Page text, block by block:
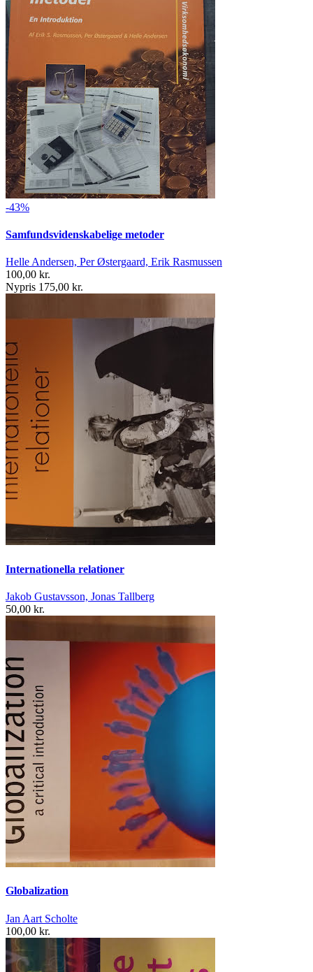
-43%
Samfundsvidenskabelige metoder
Helle Andersen, Per Østergaard, Erik Rasmussen
100,00 kr.
Nypris 175,00 kr.
Internationella relationer
Jakob Gustavsson, Jonas Tallberg
50,00 kr.
Globalization
Jan Aart Scholte
100,00 kr.